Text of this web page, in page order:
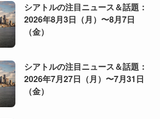
シアトルの注目ニュース＆話題：
2026年8月3日（月）〜8月7日
（金）
シアトルの注目ニュース＆話題：
2026年7月27日（月）〜7月31日
（金）